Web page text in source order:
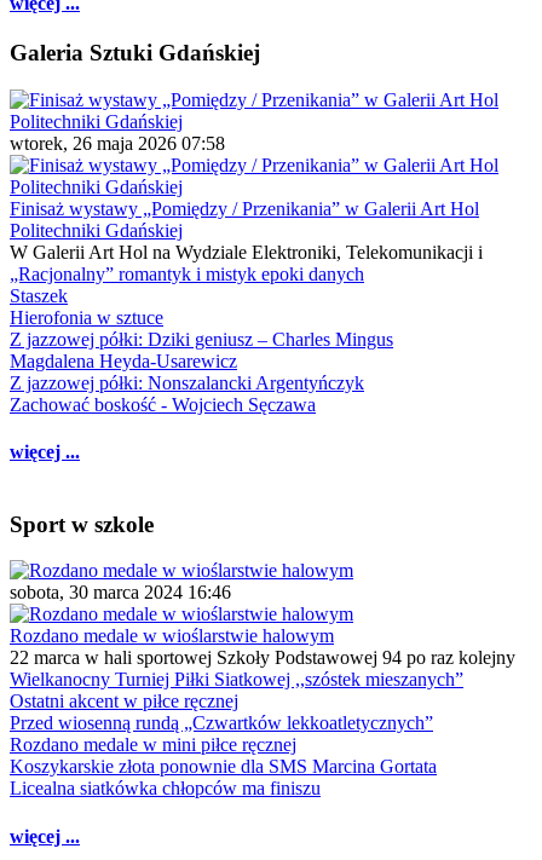
Galeria Sztuki Gdańskiej
wtorek, 26 maja 2026 07:58
Finisaż wystawy „Pomiędzy / Przenikania” w Galerii Art Hol
Politechniki Gdańskiej
W Galerii Art Hol na Wydziale Elektroniki, Telekomunikacji i
„Racjonalny” romantyk i mistyk epoki danych
Staszek
Hierofonia w sztuce
Z jazzowej półki: Dziki geniusz – Charles Mingus
Magdalena Heyda-Usarewicz
Z jazzowej półki: Nonszalancki Argentyńczyk
Zachować boskość - Wojciech Sęczawa
więcej ...
Sport w szkole
sobota, 30 marca 2024 16:46
Rozdano medale w wioślarstwie halowym
22 marca w hali sportowej Szkoły Podstawowej 94 po raz kolejny
Wielkanocny Turniej Piłki Siatkowej ,,szóstek mieszanych”
Ostatni akcent w piłce ręcznej
Przed wiosenną rundą „Czwartków lekkoatletycznych”
Rozdano medale w mini piłce ręcznej
Koszykarskie złota ponownie dla SMS Marcina Gortata
Licealna siatkówka chłopców ma finiszu
więcej ...